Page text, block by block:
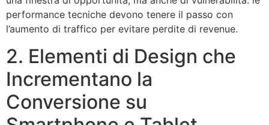
performance tecniche devono tenere il passo con
l’aumento di traffico per evitare perdite di revenue.
2. Elementi di Design che
Incrementano la
Conversione su